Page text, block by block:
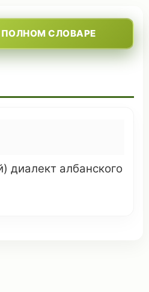
ПОЛНОМ СЛОВАРЕ
) диалект албанского